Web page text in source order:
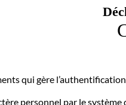
qui gère
personnel par le